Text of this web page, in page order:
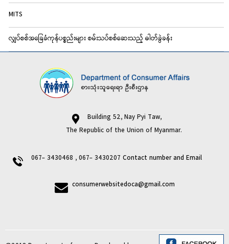
MITS
လျှပ်စစ်အခြေခံကုန်ပစ္စည်းများ စမ်းသပ်စစ်ဆေးသည့် ဓါတ်ခွဲခန်း
Building 52, Nay Pyi Taw,
The Republic of the Union of Myanmar.
067- 3430468 , 067- 3430207 Contact number and Email
consumerwebsitedoca@gmail.com